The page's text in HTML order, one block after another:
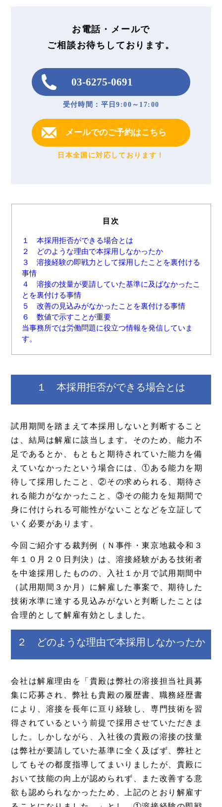
お電話・メールで
ご相談お待ちしております。
03-6275-0691
受付時間：平日9:00～17:00
メールでのご予約はこちら
日本全国に対応しております！
目次
１ 本採用拒否ができる場合とは
２ どのような理由で本採用しなかったか
３ 溶接経験の即戦力として採用したことを裏付ける
事情
４ 溶接の技量が要請していた基準に及ばなかったこ
とを裏付ける事情
５ 改善の見込みがなかったことを裏付ける事情
６ 数値で示すことが重要
当事務所では労働問題に役立つ情報を発信していま
す。
１ 本採用拒否ができる場合とは
試用期間を踏まえて本採用しないと判断すること
は、結局は解雇に該当します。そのため、能力不
足であるとか、もともと期待されていた能力を備
えていなかったという場合には、①ある能力を期
待して採用したこと、②その求められる、期待さ
れる能力がなかったこと、③その能力を短期間で
身に付けられる可能性がないことなどを立証して
いく必要があります。
今回ご紹介する裁判例（Ｎ事件・東京地裁令和３
年１０月２０日判決）は、溶接経験がある技術者
を中途採用したものの、入社１か月で試用期間中
（試用期間３か月）に解雇した事案で、期待した
技術水準に達する見込みがないと判断したことは
合理的として解雇有効としました。
２ どのような理由で本採用しなかったか
会社は解雇理由を「貴殿は弊社の溶接担当社員募
集に応募され、弊社も貴殿の履歴書、職務経歴書
により、溶接を長年に亘り経験し、専門技術を習
得されているという前提で採用させていただきま
した。しかしながら、入社後の貴殿の溶接の技量
は弊社が要請していた基準に全く及ばず、弊社と
してもその都度指導してまいりましたが、貴殿に
おいて技能の向上が認められず、また改善する意
欲も認められなかったため、上記のとおり解雇す